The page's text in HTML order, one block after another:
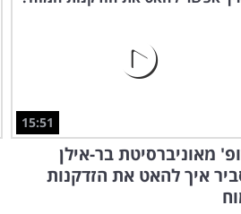
15:51
מאוניברסיטת בר-אילן
איך להאט את הזדקנות